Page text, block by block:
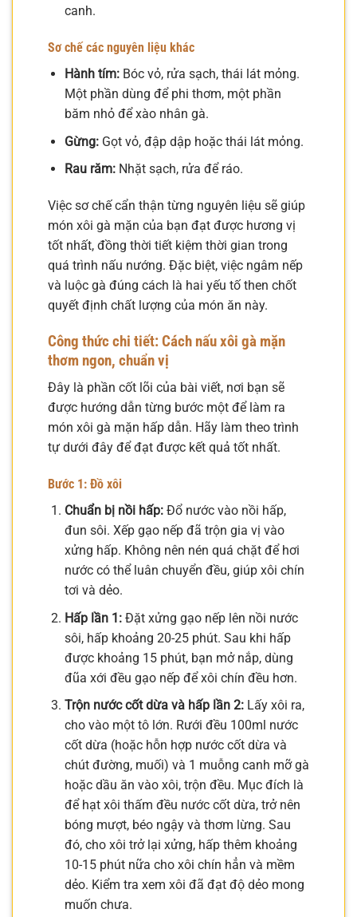
canh.
Sơ chế các nguyên liệu khác
Hành tím:Bóc vỏ, rửa sạch, thái lát mỏng.
Một phần dùng để phi thơm, một phần
băm nhỏ để xào nhân gà.
Gừng:Gọt vỏ, đập dập hoặc thái lát mỏng.
Rau răm:Nhặt sạch, rửa để ráo.
Việc sơ chế cẩn thận từng nguyên liệu sẽ giúp
món xôi gà mặn của bạn đạt được hương vị
tốt nhất, đồng thời tiết kiệm thời gian trong
quá trình nấu nướng. Đặc biệt, việc ngâm nếp
và luộc gà đúng cách là hai yếu tố then chốt
quyết định chất lượng của món ăn này.
Công thức chi tiết: Cách nấu xôi gà mặn
thơm ngon, chuẩn vị
Đây là phần cốt lõi của bài viết, nơi bạn sẽ
được hướng dẫn từng bước một để làm ra
món xôi gà mặn hấp dẫn. Hãy làm theo trình
tự dưới đây để đạt được kết quả tốt nhất.
Bước 1: Đồ xôi
Chuẩn bị nồi hấp:Đổ nước vào nồi hấp,
đun sôi. Xếp gạo nếp đã trộn gia vị vào
xửng hấp. Không nên nén quá chặt để hơi
nước có thể luân chuyển đều, giúp xôi chín
tơi và dẻo.
Hấp lần 1:Đặt xửng gạo nếp lên nồi nước
sôi, hấp khoảng 20-25 phút. Sau khi hấp
được khoảng 15 phút, bạn mở nắp, dùng
đũa xới đều gạo nếp để xôi chín đều hơn.
Trộn nước cốt dừa và hấp lần 2:Lấy xôi ra,
cho vào một tô lớn. Rưới đều 100ml nước
cốt dừa (hoặc hỗn hợp nước cốt dừa và
chút đường, muối) và 1 muỗng canh mỡ gà
hoặc dầu ăn vào xôi, trộn đều. Mục đích là
để hạt xôi thấm đều nước cốt dừa, trở nên
bóng mượt, béo ngậy và thơm lừng. Sau
đó, cho xôi trở lại xửng, hấp thêm khoảng
10-15 phút nữa cho xôi chín hẳn và mềm
dẻo. Kiểm tra xem xôi đã đạt độ dẻo mong
muốn chưa.